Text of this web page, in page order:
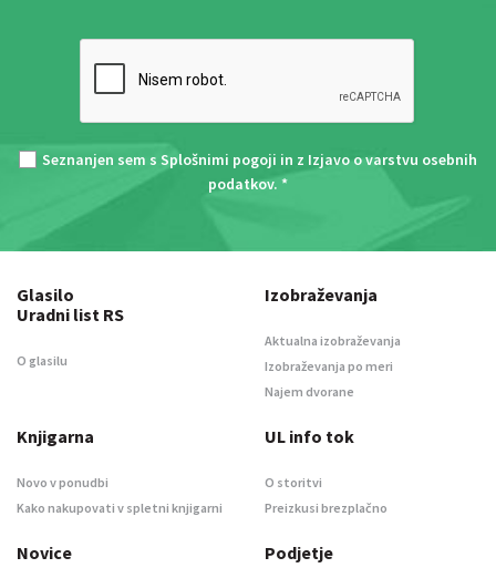
Seznanjen sem s Splošnimi pogoji in z Izjavo o varstvu osebnih
podatkov. *
Glasilo
Uradni list RS
O glasilu
Izobraževanja
Aktualna izobraževanja
Izobraževanja po meri
Najem dvorane
Knjigarna
Novo v ponudbi
Kako nakupovati v spletni knjigarni
UL info tok
O storitvi
Preizkusi brezplačno
Novice Podjetje